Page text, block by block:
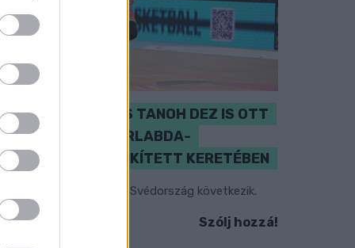
PERL, VÁRADI ÉS TANOH DEZ IS OTT
A FÉRFI KOSÁRLABDA-
SZŰKÍTETT KERETÉBEN
Szlovénia és Svédország következik.
Szólj hozzá!